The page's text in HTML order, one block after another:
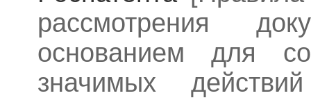
рассмотрения
основанием для
значимых